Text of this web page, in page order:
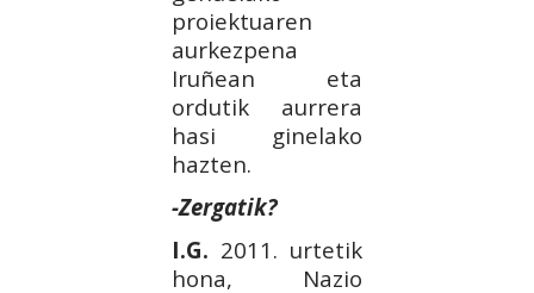
proiektuaren
aurkezpena
Iruñean eta
ordutik aurrera
hasi ginelako
hazten.
-Zergatik?
I.G. 2011. urtetik
hona, Nazio